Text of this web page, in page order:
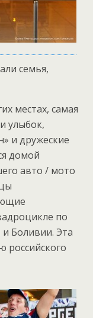
семья,
местах, самая
улыбок,
и дружеские
домой
авто / мото
по
Боливии. Эта
российского